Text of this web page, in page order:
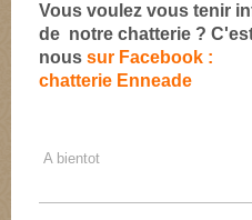
Vous voulez vous tenir
de notre chatterie ?
nous sur Facebook :
chatterie Enneade
A bientot